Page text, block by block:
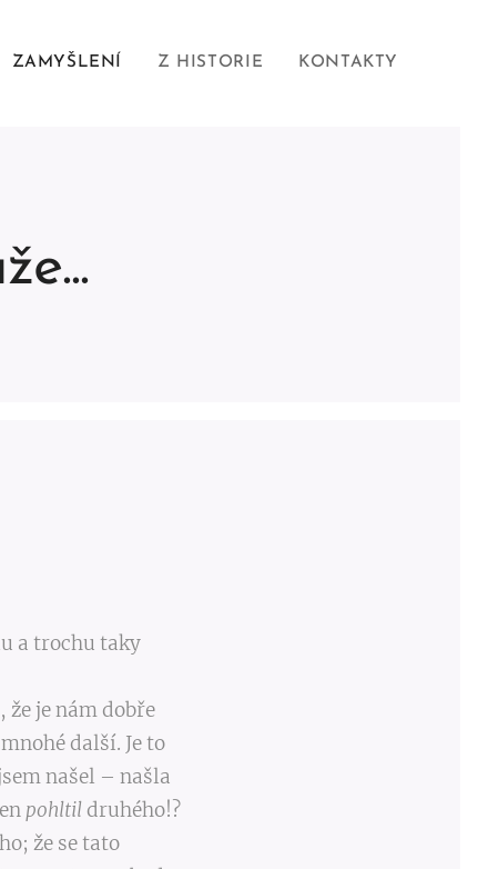
ZAMYŠLENÍ Z HISTORIE KONTAKTY
a trochu taky
že je nám dobře
další. Je to
našel – našla
pohltil druhého!?
že se tato